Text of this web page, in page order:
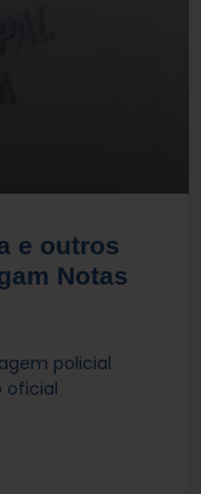
e outros
Notas
policial
oficial